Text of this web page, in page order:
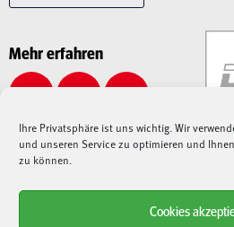
Ihre Privatsphäre ist uns wichtig. Wir
und unseren Service zu optimieren und
zu können.
Cookies
Mehr erfahren
Alle angegebenen Preise sind Gesamtpreise inkl.